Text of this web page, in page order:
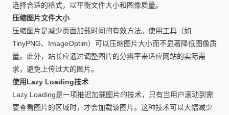
选择合适的格式，以平衡文件大小和图像质量。
压缩图片文件大小
压缩图片是减少页面加载时间的有效方法。使用工具（如
TinyPNG、ImageOptim）可以压缩图片大小而不显著降低图像质
量。此外，站长应通过调整图片的分辨率来适应网站的实际需
求，避免上传过大的图片。
使用Lazy Loading技术
Lazy Loading是一项推迟加载图片的技术，只有当用户滚动到需
要查看图片的区域时，才会加载该图片。这种技术可以大幅减少